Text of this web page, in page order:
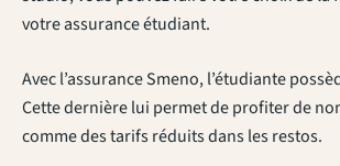
votre assurance étudiant.
Avec l’assurance Smeno, l’étudiante
Cette dernière lui permet de profiter de
comme des tarifs réduits dans les restos.